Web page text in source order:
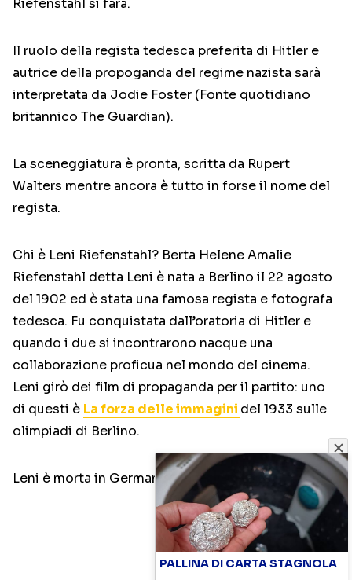
Riefenstahl si farà.
Il ruolo della regista tedesca preferita di Hitler e
autrice della propoganda del regime nazista sarà
interpretata da Jodie Foster (Fonte quotidiano
britannico The Guardian).
La sceneggiatura è pronta, scritta da Rupert
Walters mentre ancora è tutto in forse il nome del
regista.
Chi è Leni Riefenstahl? Berta Helene Amalie
Riefenstahl detta Leni è nata a Berlino il 22 agosto
del 1902 ed è stata una famosa regista e fotografa
tedesca. Fu conquistata dall’oratoria di Hitler e
quando i due si incontrarono nacque una
collaborazione proficua nel mondo del cinema.
Leni girò dei film di propaganda per il partito: uno
di questi è La forza delle immagini del 1933 sulle
olimpiadi di Berlino.
Leni è morta in Germania l’8 settembre 2003.
PALLINA DI CARTA STAGNOLA